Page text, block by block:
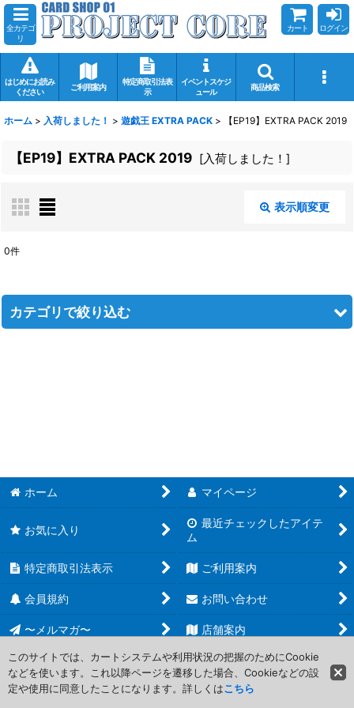
全カテゴ
リ
カート ログイン
はじめにお読み
ください
ご利用案内
特定商取引法表
示
イベントスケジ
ュール
商品検索
ホーム > 入荷しました！ > 遊戯王 EXTRA PACK > 【EP19】EXTRA PACK 2019
【EP19】EXTRA PACK 2019 [入荷しました！ ]
表示順変更
在庫あり
0件
カテゴリで絞り込む
【EP19】EXTRA PACK 2019
【EP18】EXTRA PACK 2018
ホーム マイページ
お気に入り
最近チェックしたアイテ
ム
特定商取引法表示 ご利用案内
会員規約 お問い合わせ
〜メルマガ〜 店舗案内
Copyright (C) 2006-2017 PROJECT CORE Corporation. All Rights
Reserved.
このサイトでは、カートシステムや利用状況の把握のためにCookie
などを使います。これ以降ページを遷移した場合、Cookieなどの設
定や使用に同意したことになります。詳しくはこちら